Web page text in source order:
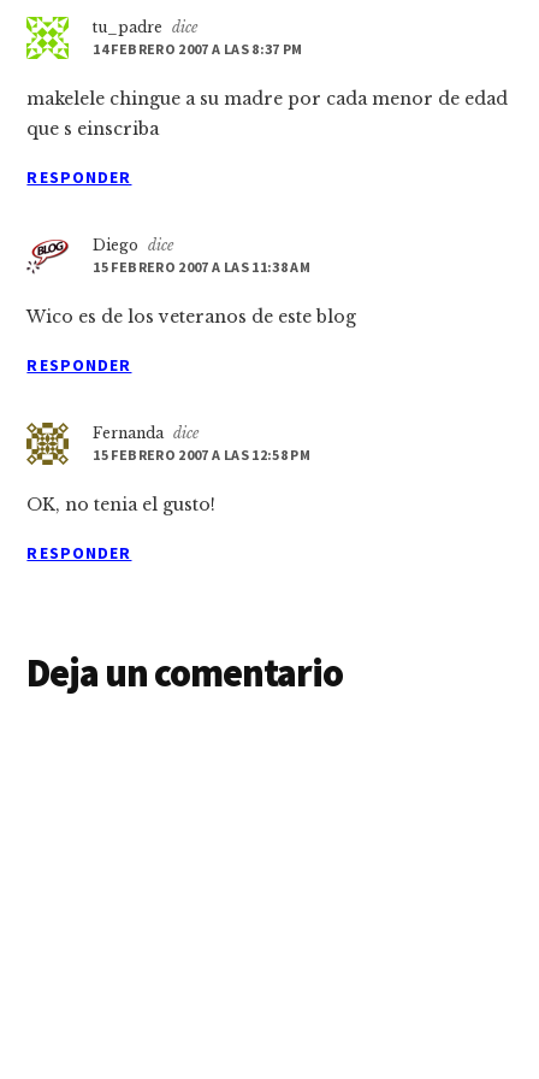
tu_padre
dice
14 FEBRERO 2007 A LAS 8:37 PM
makelele chingue a su madre por cada menor de edad
que s einscriba
RESPONDER
Diego
dice
15 FEBRERO 2007 A LAS 11:38 AM
Wico es de los veteranos de este blog
RESPONDER
Fernanda dice
15 FEBRERO 2007 A LAS 12:58 PM
OK, no tenia el gusto!
RESPONDER
Deja un comentario